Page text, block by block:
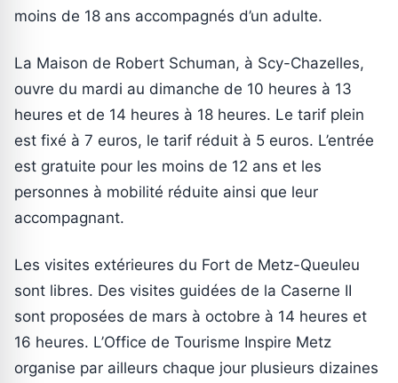
moins de 18 ans accompagnés d’un adulte.
La Maison de Robert Schuman, à Scy-Chazelles,
ouvre du mardi au dimanche de 10 heures à 13
heures et de 14 heures à 18 heures. Le tarif plein
est fixé à 7 euros, le tarif réduit à 5 euros. L’entrée
est gratuite pour les moins de 12 ans et les
personnes à mobilité réduite ainsi que leur
accompagnant.
Les visites extérieures du Fort de Metz-Queuleu
sont libres. Des visites guidées de la Caserne II
sont proposées de mars à octobre à 14 heures et
16 heures. L’Office de Tourisme Inspire Metz
organise par ailleurs chaque jour plusieurs dizaines